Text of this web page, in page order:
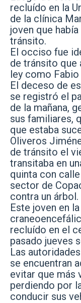
recluído en la
de la clínica
joven que
tránsito.
El occiso fue
de tránsito que
ley como
El deceso de
se registró el
de la mañana,
sus familiares,
que estaba
Oliveros
de tránsito el
transitaba en
quinta con
sector de
contra un árbol.
Este joven en
recluído en el
pasado jueves
Las
se encuentran
evitar que más
perdiendo por
conducir sus